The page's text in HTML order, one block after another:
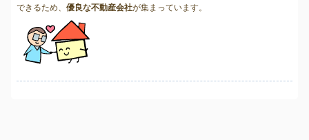
できるため、 優良な不動産会社が集まっています。